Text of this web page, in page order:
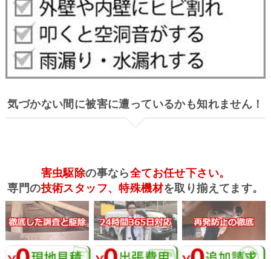
気づかない間に被害に遭っているかも知れません！
害虫駆除の事なら全てお任せ下さい。
専門の技術スタッフ、特殊機材を取り揃えてます。